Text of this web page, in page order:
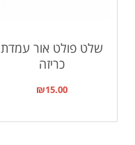
שלט פולט אור עמדת
כריזה
₪15.00